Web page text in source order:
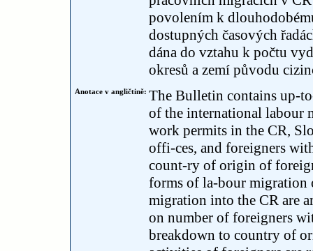
povolením k
dostupných časových
dána do vztahu k počtu
okresů a zemí původu
Anotace v angličtině: The Bulletin contains up-
of the international labour
work permits in the CR,
offi-ces, and foreigners
count-ry of origin of
forms of la-bour migration
migration into the CR are
on number of foreigners
breakdown to country of